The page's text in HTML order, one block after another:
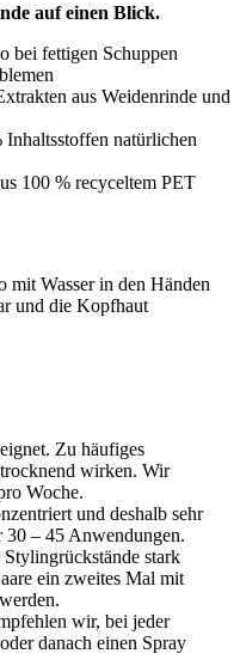
auf einen Blick.
bei fettigen Schuppen
aus Weidenrinde und
natürlichen
100 % recyceltem PET
mit Wasser in den Händen
und die Kopfhaut
Zu häufiges
wirken. Wir
Woche.
und deshalb sehr
30 – 45 Anwendungen.
stark
ein zweites Mal mit
wir, bei jeder
danach einen Spray